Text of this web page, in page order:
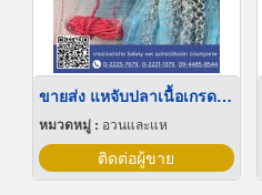
ขายส่ง แหจับปลาเนื้อเกรดA อย่างดี
หมวดหมู่ : อวนและแห
ติดต่อผู้ขาย